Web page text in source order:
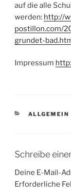
auf die alle
werden: http://
postillon.com/
grundet-
Impressum
KATEGORIEN
ALLGEMEIN
Schreibe
Deine E-Mail-
Erforderliche